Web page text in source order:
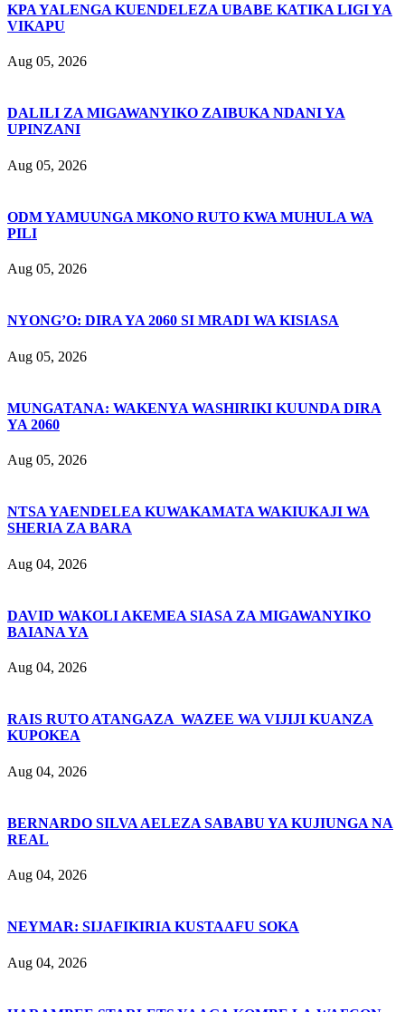
KPA YALENGA KUENDELEZA UBABE KATIKA LIGI YA
VIKAPU
Aug 05, 2026
DALILI ZA MIGAWANYIKO ZAIBUKA NDANI YA
UPINZANI
Aug 05, 2026
ODM YAMUUNGA MKONO RUTO KWA MUHULA WA
PILI
Aug 05, 2026
NYONG’O: DIRA YA 2060 SI MRADI WA KISIASA
Aug 05, 2026
MUNGATANA: WAKENYA WASHIRIKI KUUNDA DIRA
YA 2060
Aug 05, 2026
NTSA YAENDELEA KUWAKAMATA WAKIUKAJI WA
SHERIA ZA BARA
Aug 04, 2026
DAVID WAKOLI AKEMEA SIASA ZA MIGAWANYIKO
BAIANA YA
Aug 04, 2026
RAIS RUTO ATANGAZA WAZEE WA VIJIJI KUANZA
KUPOKEA
Aug 04, 2026
BERNARDO SILVA AELEZA SABABU YA KUJIUNGA NA
REAL
Aug 04, 2026
NEYMAR: SIJAFIKIRIA KUSTAAFU SOKA
Aug 04, 2026